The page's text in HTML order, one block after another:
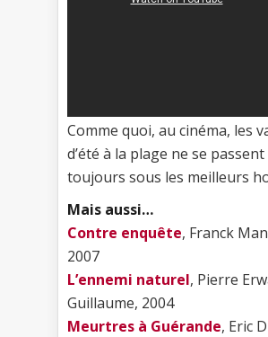
Comme quoi, au cinéma, les
d’été à la plage ne se passent
toujours sous les meilleurs
Mais aussi…
Contre enquête, Franck
2007
L’ennemi naturel, Pierre
Guillaume, 2004
Meurtres à Guérande, Eric